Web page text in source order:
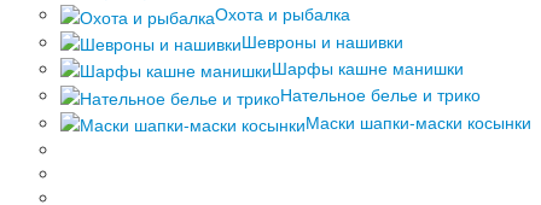
Охота и рыбалка
Шевроны и нашивки
Шарфы кашне манишки
Нательное белье и трико
Маски шапки-маски косынки